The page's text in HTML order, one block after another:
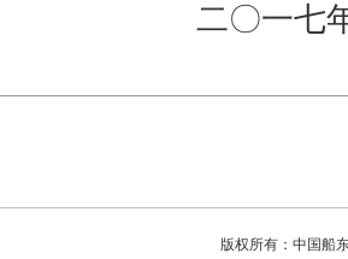
一七年七
版权所有：中国船